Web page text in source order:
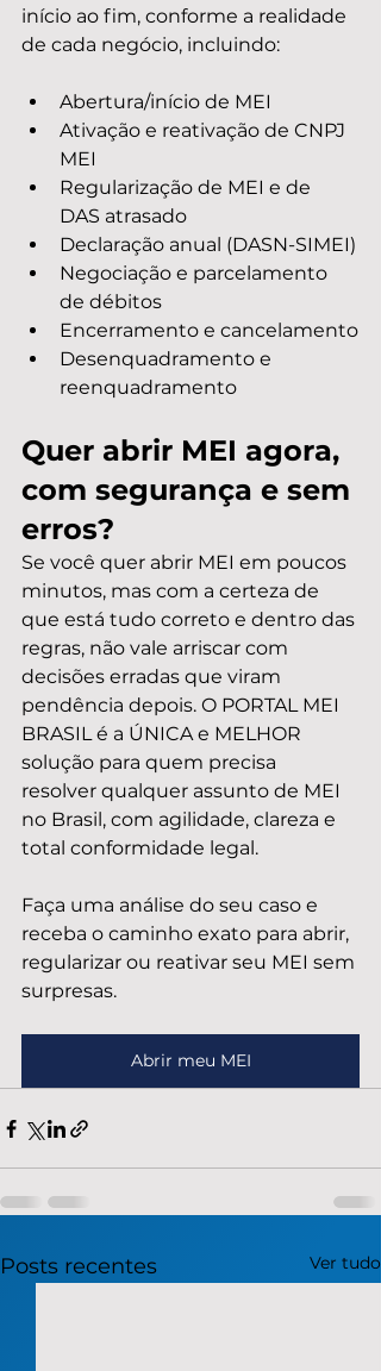
início ao fim, conforme a realidade
de cada negócio, incluindo:
Abertura/início de MEI
Ativação e reativação de CNPJ
MEI
Regularização de MEI e de
DAS atrasado
Declaração anual (DASN-SIMEI)
Negociação e parcelamento
de débitos
Encerramento e cancelamento
Desenquadramento e
reenquadramento
Quer abrir MEI agora,
com segurança e sem
erros?
Se você quer abrir MEI em poucos
minutos, mas com a certeza de
que está tudo correto e dentro das
regras, não vale arriscar com
decisões erradas que viram
pendência depois. O PORTAL MEI
BRASIL é a ÚNICA e MELHOR
solução para quem precisa
resolver qualquer assunto de MEI
no Brasil, com agilidade, clareza e
total conformidade legal.
Faça uma análise do seu caso e
receba o caminho exato para abrir,
regularizar ou reativar seu MEI sem
surpresas.
Abrir meu MEI
Posts recentes Ver tudo